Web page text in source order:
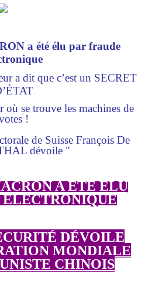
a été élu par fraude
a dit que c’est un SECRET
où se trouve les machines de
!
de SuisseFrançois De
dévoile "
A ÉTÉ ÉLU
ÉLECTRONIQUE
DÉVOILE
MONDIALE
CHINOIS